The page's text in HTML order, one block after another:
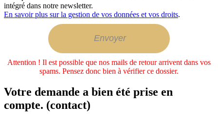
intégré dans notre newsletter.
En savoir plus sur la gestion de vos données et vos droits.
Attention ! Il est possible que nos mails de retour arrivent dans vos
spams. Pensez donc bien à vérifier ce dossier.
Votre demande a bien été prise en
compte. (contact)